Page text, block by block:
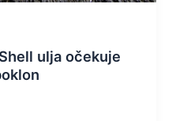
ulja očekuje